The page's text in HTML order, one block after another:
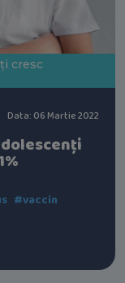
cresc
Data: 06 Martie 2022
#vaccin